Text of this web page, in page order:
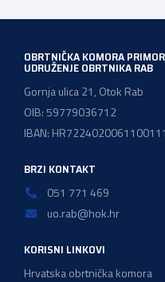
OBRTNIČKA KOMORA
UDRUŽENJE OBRTNIKA RAB
Gornja ulica 21, Otok Rab
OIB: 59779036712
IBAN:
BRZI KONTAKT
051 771 469
uo.rab@hok.hr
KORISNI LINKOVI
Hrvatska obrtnička komora